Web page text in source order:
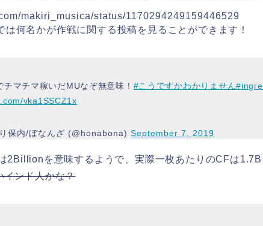
makiri_musica/status/1170294249159446529
は何名かが作戦に関する投稿を見ることができます！
チマチマ稼いだMUなぞ無意味！ #こうですかわかりません
vka1SSCZ1x
保内/ぼなんざ (@honabona)September 7, 2019
2Billionを意味するようで、実際一枚あたりのCFは1.7B
インド人かな？